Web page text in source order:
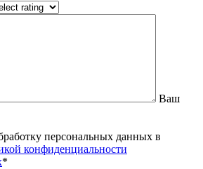
Ваш
персональных данных в
конфиденциальности
*